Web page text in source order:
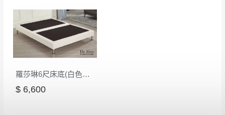
支付。
因大型傢俱有組裝、配送的問題，並非一般快速到貨
商品，無法指定特定時間送達，司機當天到貨前皆會
再與您通知，讓您不用整天在家等貨，以免浪費你的
寶貴時間。
事，而危及運送人員輸送之安全，本司得視狀況延後
本公司部份商品無維修服務，超過7日鑑賞
期，商品使用年限，因客人使用習慣、居家
環境不同。若屬人為因素導致商品損壞、零
件短缺，則維修、搬運費用，需由消費者自
會進行維修)。
到貨7日內為鑑賞期(注意:鑑賞期非試用期)，
羅莎琳6尺床底(白色皮)(1004)
$ 6,600